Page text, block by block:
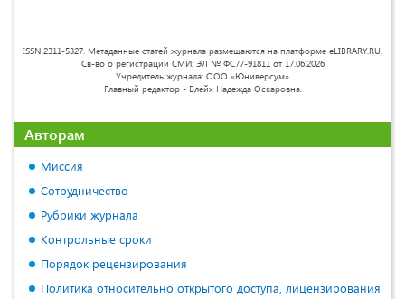
ISSN 2311-5327. Метаданные статей журнала размещаются на платформе eLIBRARY.RU.
Св-во о регистрации СМИ: ЭЛ № ФС77-91811 от 17.06.2026
Учредитель журнала: ООО «Юниверсум»
Главный редактор - Блейх Надежда Оскаровна.
Авторам
Миссия
Сотрудничество
Рубрики журнала
Контрольные сроки
Порядок рецензирования
Политика относительно открытого доступа, лицензирования